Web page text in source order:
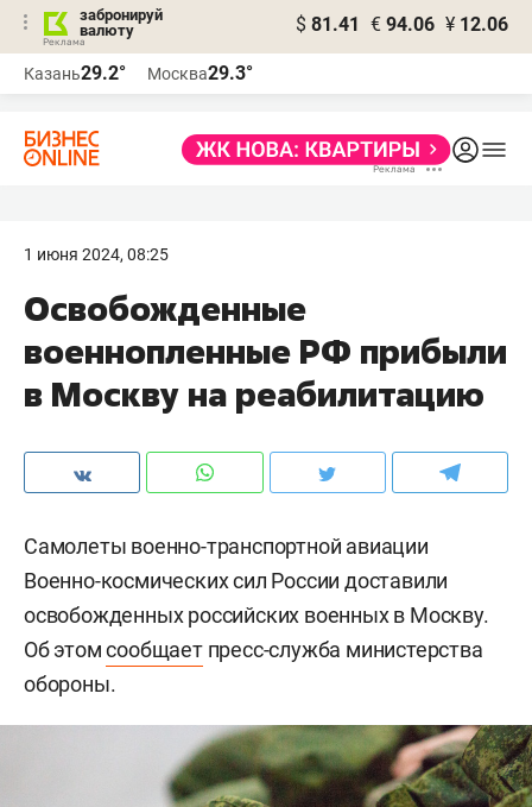
забронируй
валюту
$ 81.41 € 94.06 ¥ 12.06
Казань29.2° Москва29.3°
1 июня 2024, 08:25
Освобожденные
военнопленные РФ прибыли
в Москву на реабилитацию
Самолеты военно-транспортной авиации
Военно-космических сил России доставили
освобожденных российских военных в Москву.
Об этомсообщаетпресс-служба министерства
обороны.